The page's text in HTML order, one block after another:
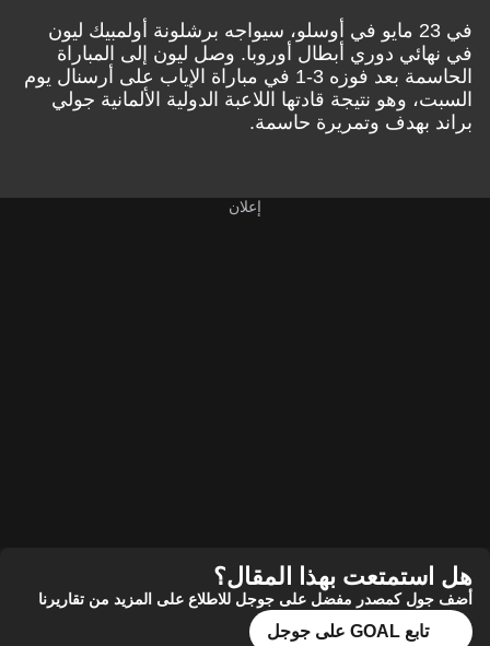
في 23 مايو في أوسلو، سيواجه برشلونة أولمبيك ليون
في نهائي دوري أبطال أوروبا. وصل ليون إلى المباراة
الحاسمة بعد فوزه 3-1 في مباراة الإياب على أرسنال يوم
السبت، وهو نتيجة قادتها اللاعبة الدولية الألمانية جولي
براند بهدف وتمريرة حاسمة.
هل استمتعت بهذا المقال؟
أضف جول كمصدر مفضل على جوجل للاطلاع على المزيد من تقاريرنا
تابع GOAL على جوجل